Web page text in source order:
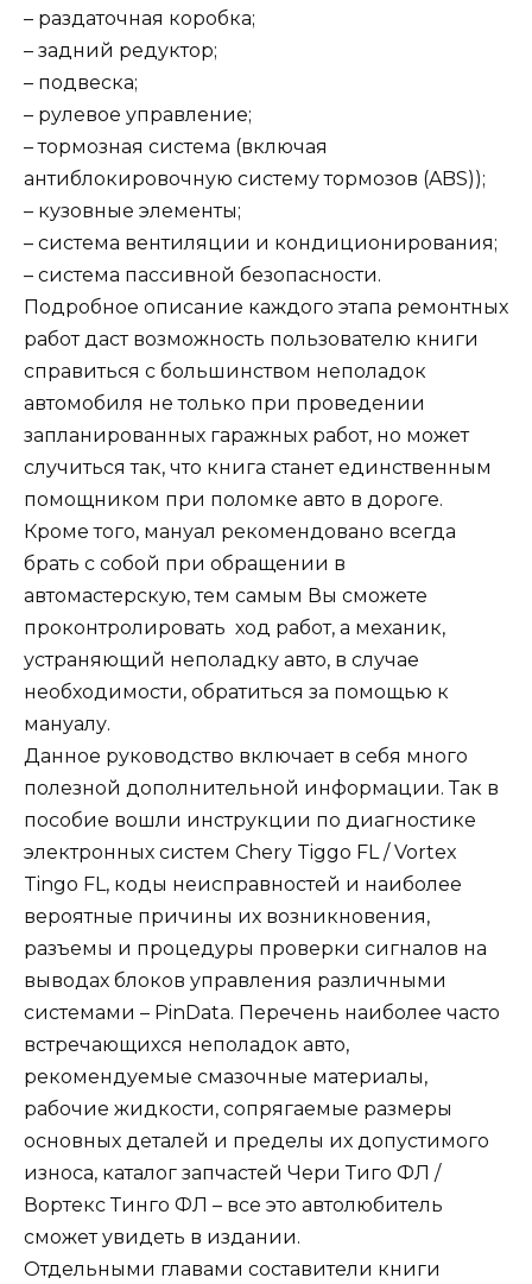
– раздаточная коробка;
– задний редуктор;
– подвеска;
– рулевое управление;
– тормозная система (включая
антиблокировочную систему тормозов (ABS));
– кузовные элементы;
– система вентиляции и кондиционирования;
– система пассивной безопасности.
Подробное описание каждого этапа ремонтных
работ даст возможность пользователю книги
справиться с большинством неполадок
автомобиля не только при проведении
запланированных гаражных работ, но может
случиться так, что книга станет единственным
помощником при поломке авто в дороге.
Кроме того, мануал рекомендовано всегда
брать с собой при обращении в
автомастерскую, тем самым Вы сможете
проконтролировать ход работ, а механик,
устраняющий неполадку авто, в случае
необходимости, обратиться за помощью к
мануалу.
Данное руководство включает в себя много
полезной дополнительной информации. Так в
пособие вошли инструкции по диагностике
электронных систем Chery Tiggo FL / Vortex
Tingo FL, коды неисправностей и наиболее
вероятные причины их возникновения,
разъемы и процедуры проверки сигналов на
выводах блоков управления различными
системами – PinData. Перечень наиболее часто
встречающихся неполадок авто,
рекомендуемые смазочные материалы,
рабочие жидкости, сопрягаемые размеры
основных деталей и пределы их допустимого
износа, каталог запчастей Чери Тиго ФЛ /
Вортекс Тинго ФЛ – все это автолюбитель
сможет увидеть в издании.
Отдельными главами составители книги